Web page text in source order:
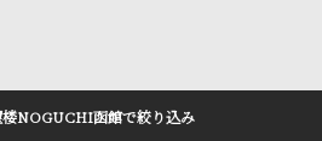
楼NOGUCHI函館で絞り込み